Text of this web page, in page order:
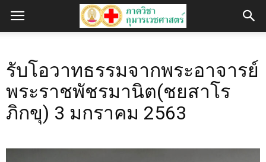
รับโอวาทธรรมจากพระอาจารย์
พระราชพัชรมานิต(ชยสาโร
ภิกขุ) 3 มกราคม 2563